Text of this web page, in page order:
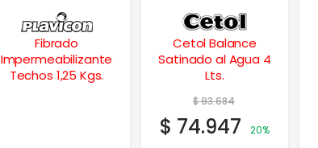
Cetol Balance
Satinado al Agua 4
Lts.
Albalatex Design
Satinado Latex
Interior 1 Lt.
$29.760
$ 23.808
20%